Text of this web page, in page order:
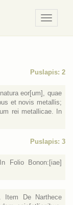
/
Meniu
Puslapis: 2
eor[um], quae
et novis metallis;
rei metallicae. In
Puslapis: 3
Folio Bonon:[iae]
Item De Narthece